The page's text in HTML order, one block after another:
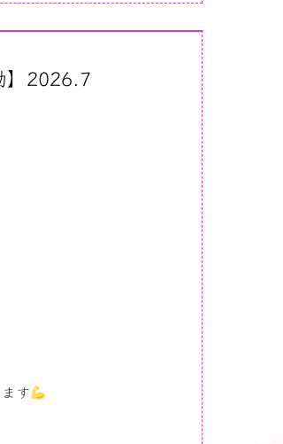
】2026.7
す